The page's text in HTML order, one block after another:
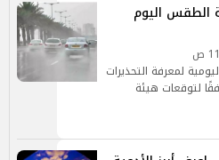
الطقس اليوم
لمعرفة التحذيرات
لتوقعات هيئة